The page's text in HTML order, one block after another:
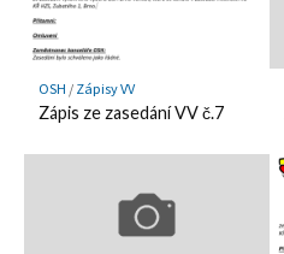
OSH / Zápisy VV
Zápis ze zasedání VV č.7